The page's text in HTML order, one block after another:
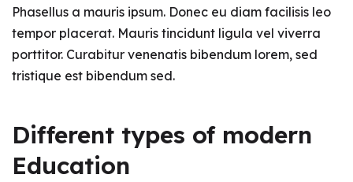
Phasellus a mauris ipsum. Donec eu diam facilisis leo
tempor placerat. Mauris tincidunt ligula vel viverra
porttitor. Curabitur venenatis bibendum lorem, sed
tristique est bibendum sed.
Different types of modern
Education